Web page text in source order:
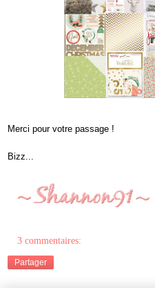
Merci pour votre passage !
Bizz...
3 commentaires:
Partager